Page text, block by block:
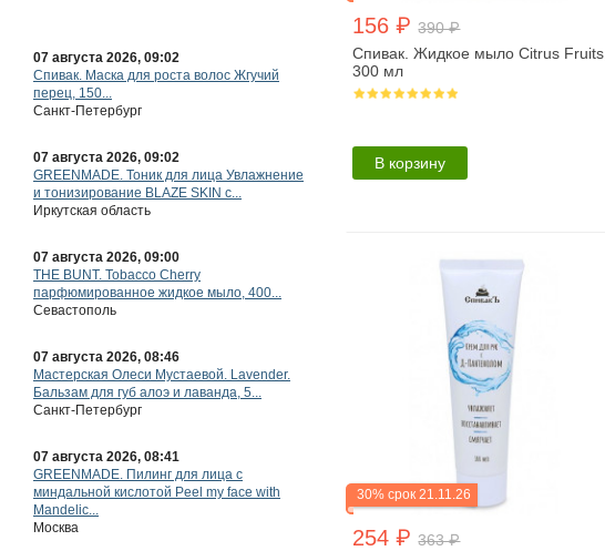
07 августа 2026, 09:02
Спивак. Маска для роста волос Жгучий
перец, 150...
07 августа 2026, 09:02
GREENMADE. Тоник для лица Увлажнение
и тонизирование BLAZE SKIN с...
07 августа 2026, 09:00
THE BUNT. Tobacco Сherry
парфюмированное жидкое мыло, 400...
07 августа 2026, 08:46
Мастерская Олеси Мустаевой. Lavender.
Бальзам для губ алоэ и лаванда, 5...
07 августа 2026, 08:41
GREENMADE. Пилинг для лица с
миндальной кислотой Peel my face with
Mandelic...
156 ₽390 ₽
Спивак. Жидкое мыло Citrus Fruits,
300 мл
В корзину
30% срок 21.11.26
254 ₽363 ₽